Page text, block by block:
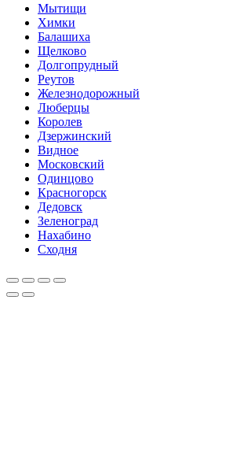
Мытищи
Химки
Балашиха
Щелково
Долгопрудный
Реутов
Железнодорожный
Люберцы
Королев
Дзержинский
Видное
Московский
Одинцово
Красногорск
Дедовск
Зеленоград
Нахабино
Сходня